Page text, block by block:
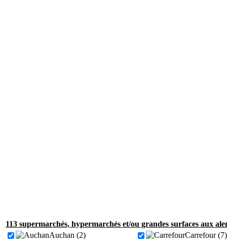
113 supermarchés, hypermarchés et/ou grandes surfaces aux
Auchan (2)
Carrefour (7)